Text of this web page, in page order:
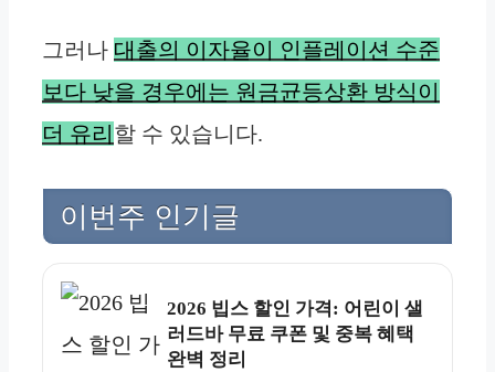
그러나 대출의 이자율이 인플레이션 수준
보다 낮을 경우에는 원금균등상환 방식이
더 유리 할 수 있습니다.
이번주 인기글
2026 빕스 할인 가격: 어린이 샐
러드바 무료 쿠폰 및 중복 혜택
완벽 정리